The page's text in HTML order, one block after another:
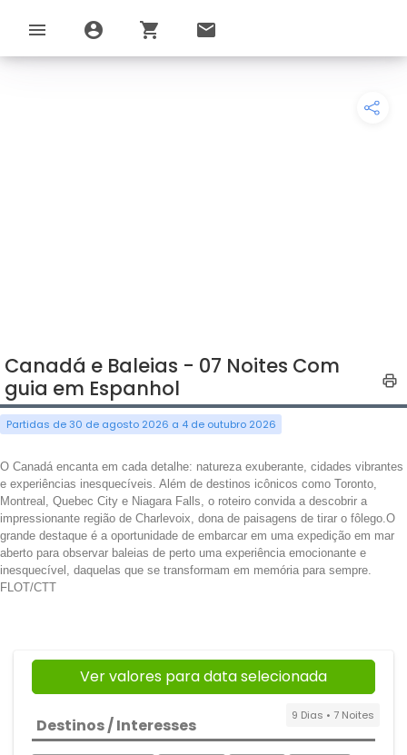
menu account_circle shopping_cart email
Canadá e Baleias - 07 Noites Com
guia em Espanhol
Partidas de 30 de agosto 2026 a 4 de outubro 2026
O Canadá encanta em cada detalhe: natureza exuberante, cidades vibrantes
e experiências inesquecíveis. Além de destinos icônicos como Toronto,
Montreal , Quebec City e Niagara Falls, o roteiro convida a descobrir a
impressionante região de Charlevoix, dona de paisagens de tirar o fôlego.O
grande destaque é a oportunidade de embarcar em uma expedição em mar
aberto para observar baleias de perto uma experiência emocionante e
inesquecível, daquelas que se transformam em memória para sempre.
FLOT/CTT
Ver valores para data selecionada
9 Dias • 7 Noites
Destinos / Interesses